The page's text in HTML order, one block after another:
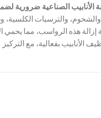
والترسبات الكلسية،
هذه الرواسب، مما يحمي